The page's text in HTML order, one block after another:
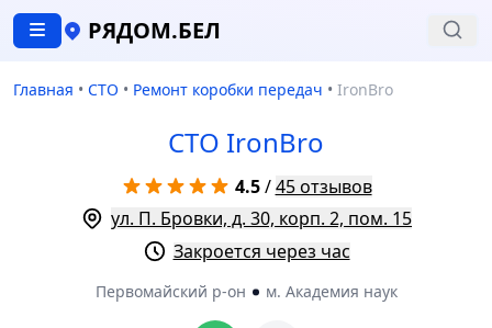
РЯДОМ.БЕЛ
Главная • СТО • Ремонт коробки передач • IronBro
СТО IronBro
4.5/45 отзывов
ул. П. Бровки, д. 30, корп. 2, пом. 15
Закроется через час
Первомайский р-он м. Академия наук